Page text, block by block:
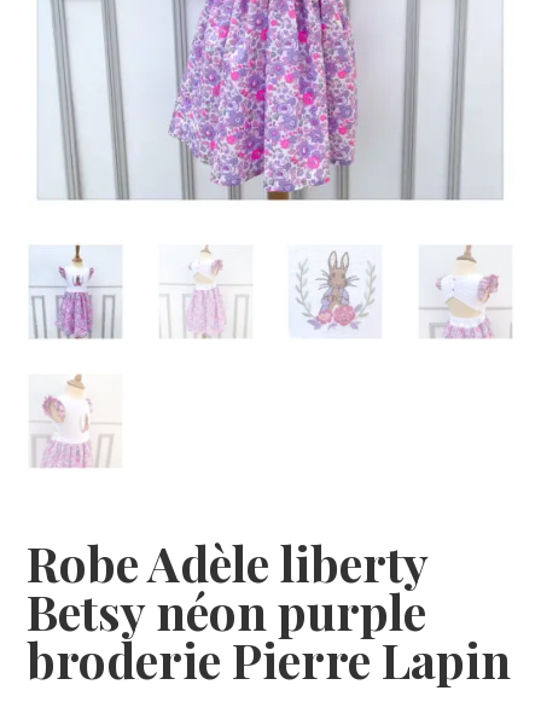
Robe Adèle liberty
Betsy néon purple
broderie Pierre Lapin